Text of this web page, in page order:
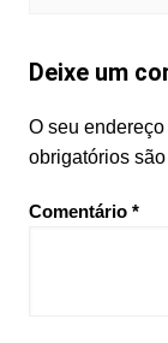
Deixe um
O seu
obrigatórios
Comentário *